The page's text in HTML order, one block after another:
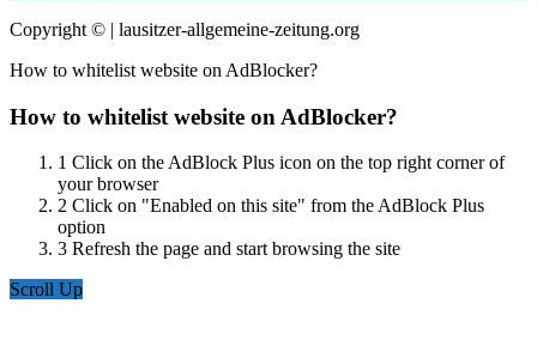
Copyright © | lausitzer-allgemeine-zeitung.org
How to whitelist website on AdBlocker?
How to whitelist website on AdBlocker?
1 Click on the AdBlock Plus icon on the top right corner of
your browser
2 Click on "Enabled on this site" from the AdBlock Plus
option
3 Refresh the page and start browsing the site
Scroll Up